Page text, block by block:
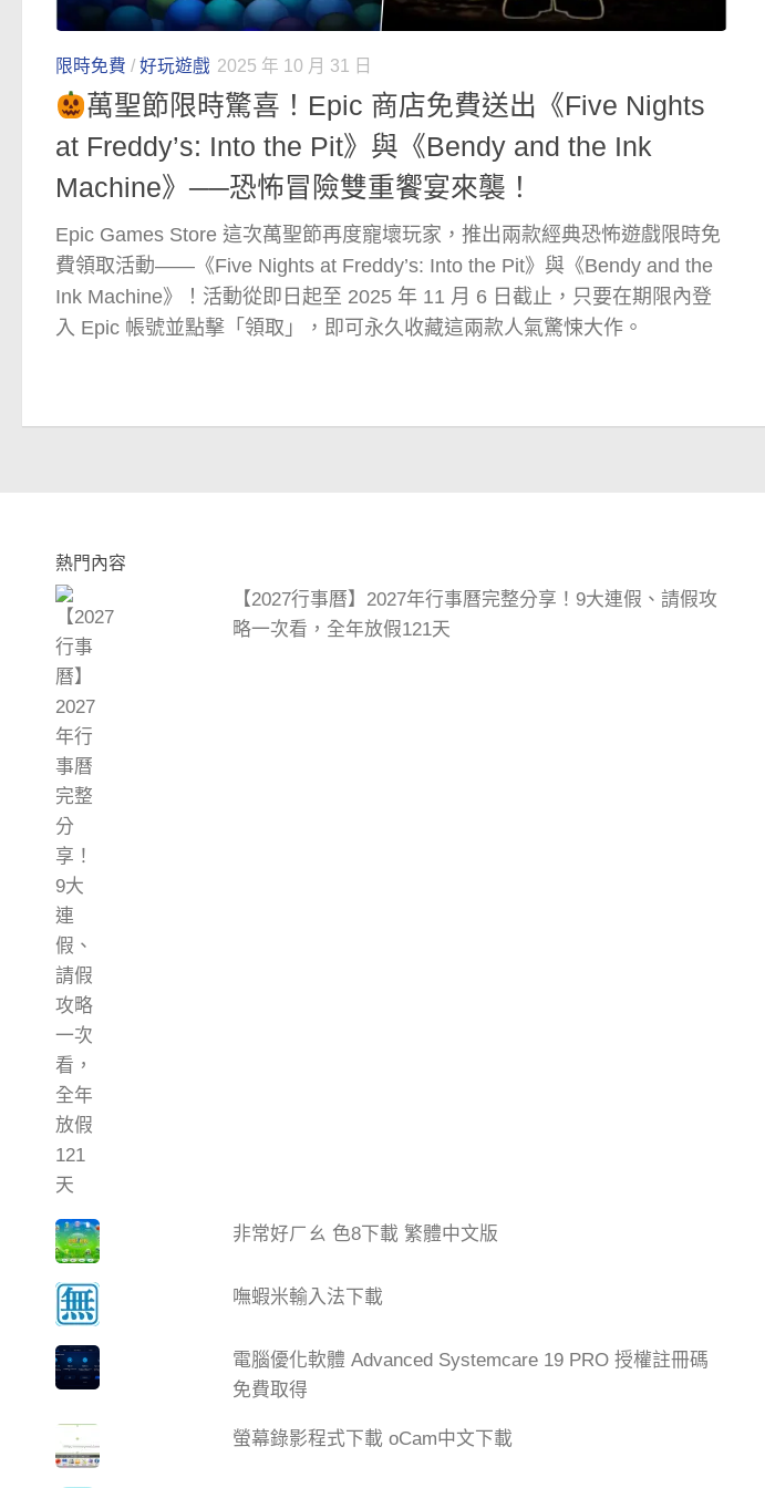
限時免費 / 好玩遊戲 2025 年 10 月 31 日
萬聖節限時驚喜！Epic 商店免費送出《Five Nights
at Freddy’s: Into the Pit》與《Bendy and the Ink
Machine》──恐怖冒險雙重饗宴來襲！
Epic Games Store 這次萬聖節再度寵壞玩家，推出兩款經典恐怖遊戲限時免
費領取活動——《Five Nights at Freddy’s: Into the Pit》與《Bendy and the
Ink Machine》！活動從即日起至 2025 年 11 月 6 日截止，只要在期限內登
入 Epic 帳號並點擊「領取」，即可永久收藏這兩款人氣驚悚大作。
熱門內容
【2027行事曆】2027年行事曆完整分享！9大連假、請假攻
略一次看，全年放假121天
非常好ㄏㄠ 色8下載 繁體中文版
嘸蝦米輸入法下載
電腦優化軟體 Advanced Systemcare 19 PRO 授權註冊碼
免費取得
螢幕錄影程式下載 oCam中文下載